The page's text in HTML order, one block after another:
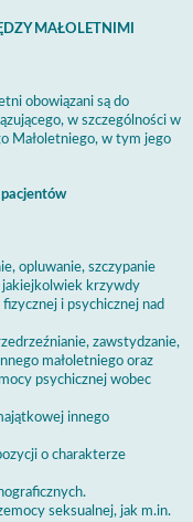
MAŁOLETNIMI
obowiązani są do
w szczególności w
Małoletniego, w tym jego
pacjentów
opluwanie, szczypanie
jakiejkolwiek krzywdy
i psychicznej nad
zawstydzanie,
małoletniego oraz
psychicznej wobec
innego
o charakterze
seksualnej, jak m.in.